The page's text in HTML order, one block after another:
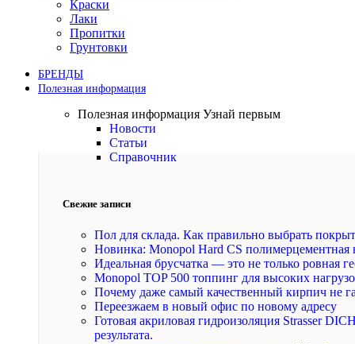
Краски
Лаки
Пропитки
Грунтовки
БРЕНДЫ
Полезная информация
Полезная информация Узнай первым
Новости
Статьи
Справочник
Свежие записи
Пол для склада. Как правильно выбрать
Новинка: Monopol Hard CS полимерцементная
Идеальная брусчатка — это не только ровная
Monopol TOP 500 топпинг для высоких
Почему даже самый качественный кирпич не
Переезжаем в новый офис по новому адресу
Готовая акриловая гидроизоляция Strasser
результата.